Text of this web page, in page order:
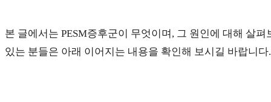
본 글에서는 PESM증후군이 무엇이며, 그 원인에 대해 살
있는 분들은 아래 이어지는 내용을 확인해 보시길 바랍니다.